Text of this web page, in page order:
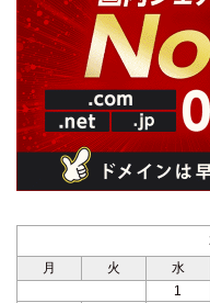
月
火 水
1